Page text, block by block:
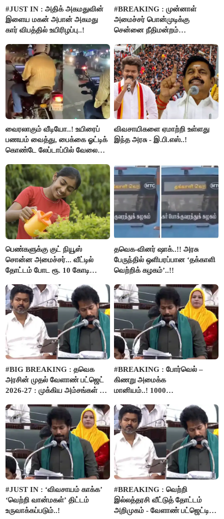
#JUST IN : அதிக் அகமதுவின்
இளைய மகன் அபான் அகமது
கார் விபத்தில் உயிரிழப்பு..!
#BREAKING : முன்னாள்
அமைச்சர் பொன்முடிக்கு
சென்னை நீதிமன்றம்
வைரலாகும் வீடியோ..! உயிரைப்
பணயம் வைத்து, பைக்கை ஓட்டிக்
கொண்டே லேப்டாப்பில் வேலை
விவசாயிகளை ஏமாற்றி உள்ளது
இந்த அரசு - இ.பி.எஸ்..!
பெண்களுக்கு குட் நியூஸ்
சொன்ன அமைச்சர்... வீட்டில்
தோட்டம் போட ரூ. 10 கோடி
தவெக-வினர் ஷாக்..!! அரசு
பேருந்தில் ஒளிபரப்பான ‘தக்காளி
வெற்றிக் கழகம்’..!!
#BIG BREAKING : தவெக
அரசின் முதல் வேளாண் பட்ஜெட்
2026-27 : முக்கிய அம்சங்கள் ஓர்
#BREAKING : போர்வெல் –
கிணறு அமைக்க
மானியம்..! 1000
பம்புசெட் வழங்கப்படும்..!
#JUST IN : ‘விவசாயம் காக்க’
‘வெற்றி வான்மகள்’ திட்டம்
உருவாக்கப்படும்..!
#BREAKING : வெற்றி
இல்லத்தரசி வீட்டுத் தோட்டம்
அறிமுகம் - வேளாண் பட்ஜெட்டில்